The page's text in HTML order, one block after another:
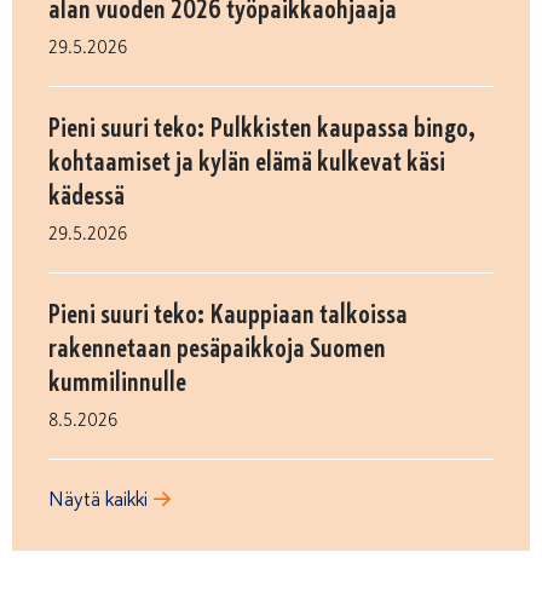
alan vuoden 2026 työpaikkaohjaaja
29.5.2026
Pieni suuri teko: Pulkkisten kaupassa bingo,
kohtaamiset ja kylän elämä kulkevat käsi
kädessä
29.5.2026
Pieni suuri teko: Kauppiaan talkoissa
rakennetaan pesäpaikkoja Suomen
kummilinnulle
8.5.2026
Näytä kaikki